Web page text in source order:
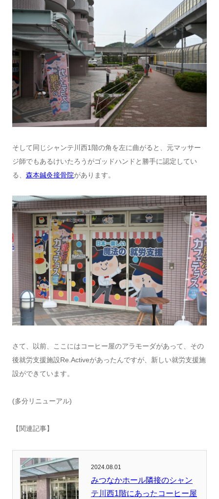
そして同じシャンテ川西1階の角を左に曲がると、元マッサー
ジ師でもあるけいたろうがゴッドハンドと勝手に認定してい
る、 森本鍼灸接骨院があります。
さて、以前、ここにはコーヒー屋のアラモーダがあって、その
後就労支援施設Re.Activeがあったんですが、新しい就労支援施
設ができています。
(多分リニューアル)
【関連記事】
2024.08.01
みつなかホール隣接のシャン
テ川西1階にあったコーヒー屋